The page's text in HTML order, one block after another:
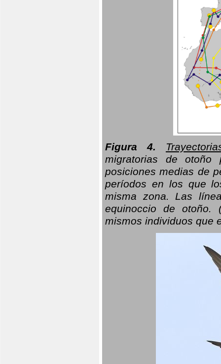
Figura 4.
migratorias de otoño
posiciones medias de
períodos en los que
misma zona. Las
equinoccio de otoño.
mismos individuos que